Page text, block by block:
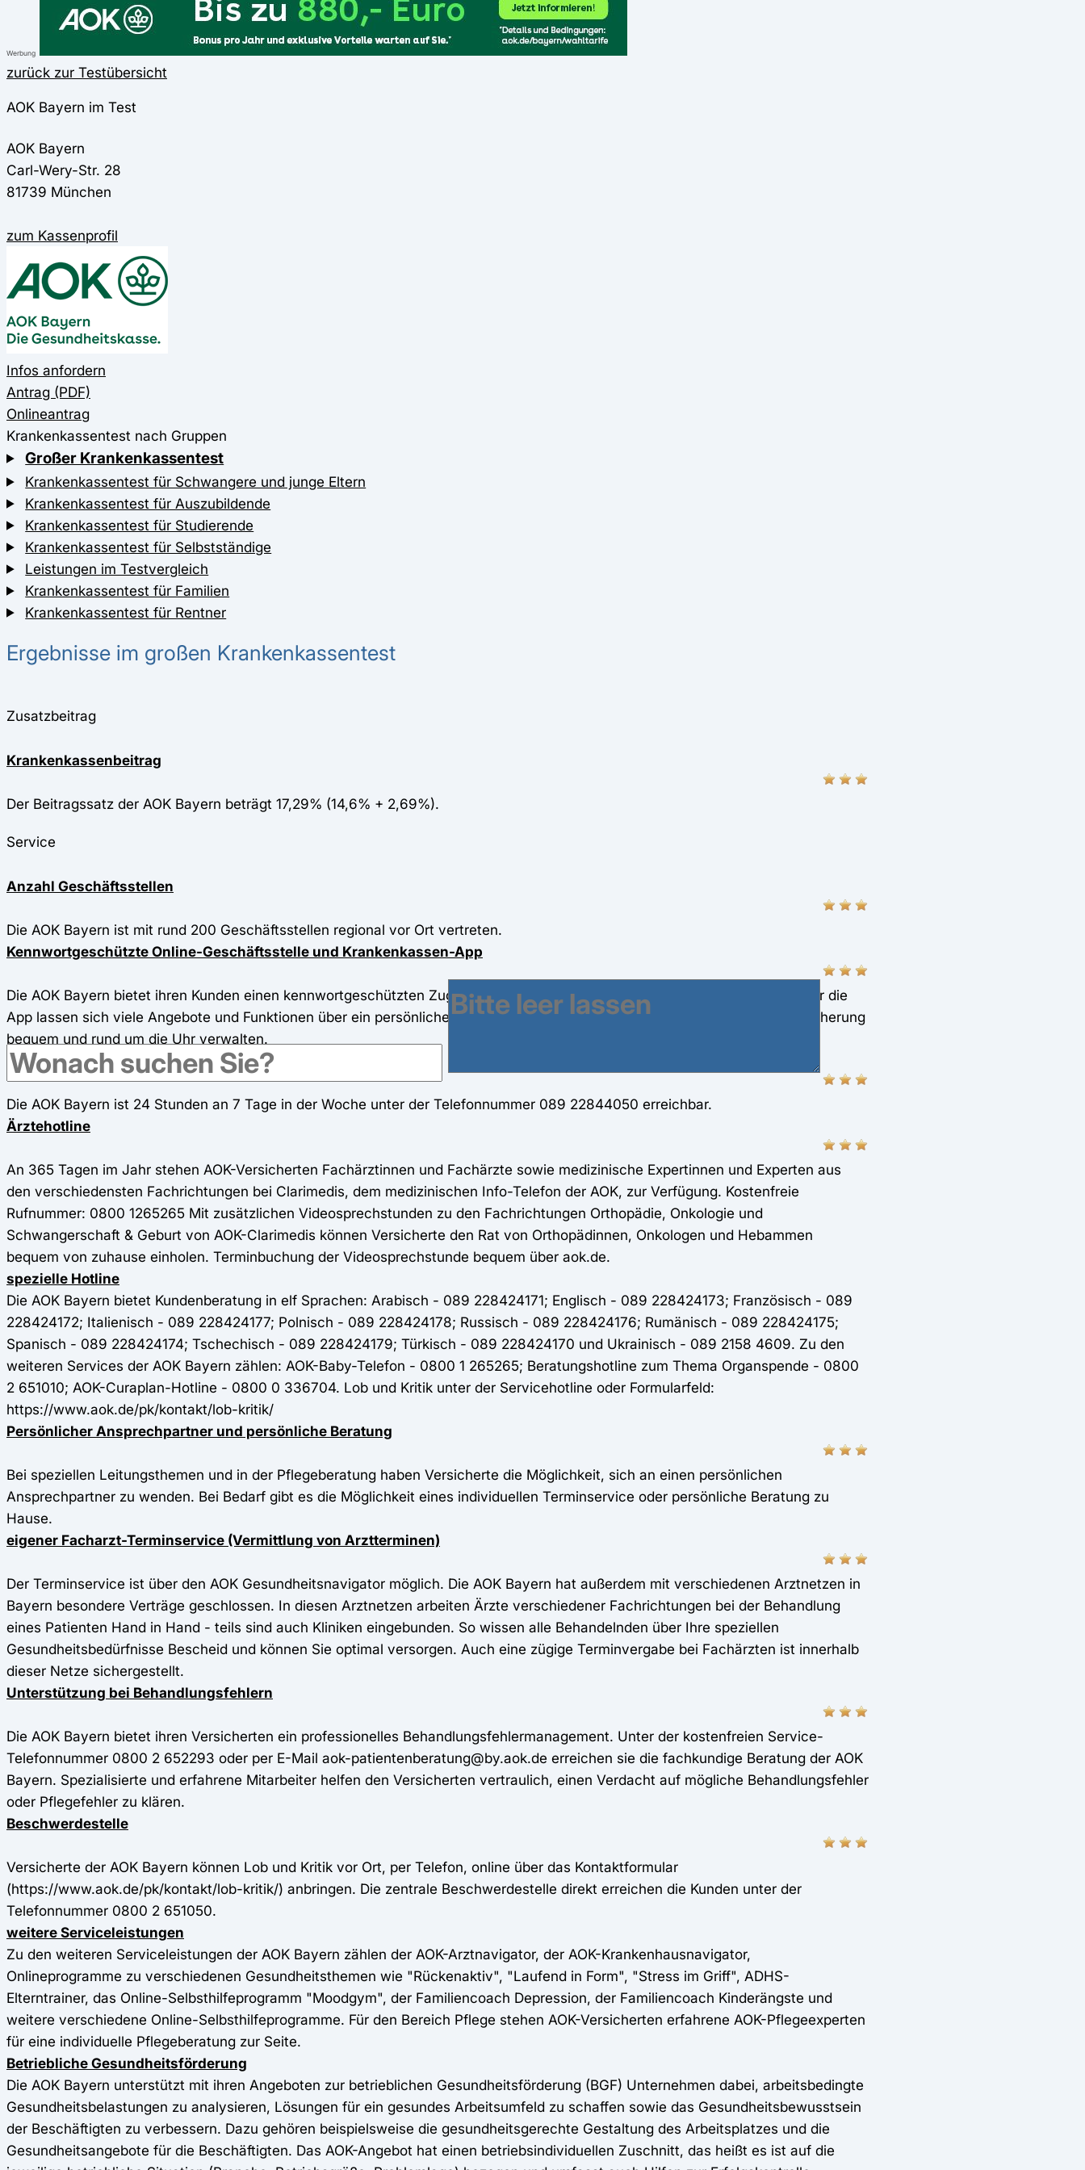
Werbung
zurück zur Testübersicht
AOK Bayern im Test
AOK Bayern
Carl-Wery-Str. 28
81739 München
zum Kassenprofil
Infos anfordern
Antrag (PDF)
Onlineantrag
Krankenkassentest nach Gruppen
Großer Krankenkassentest
Krankenkassentest für Schwangere und junge Eltern
Krankenkassentest für Auszubildende
Krankenkassentest für Studierende
Krankenkassentest für Selbstständige
Leistungen im Testvergleich
Krankenkassentest für Familien
Krankenkassentest für Rentner
Ergebnisse im großen Krankenkassentest
Zusatzbeitrag
Krankenkassenbeitrag
Der Beitragssatz der AOK Bayern beträgt 17,29% (14,6% + 2,69%).
Service
Anzahl Geschäftsstellen
Die AOK Bayern ist mit rund 200 Geschäftsstellen regional vor Ort vertreten.
Kennwortgeschützte Online-Geschäftsstelle und Krankenkassen-App
Die AOK Bayern bietet ihren Kunden einen kennwortgeschützten Zugang über ihr Onlineportal und die App ,,Meine AOK". Über die
App lassen sich viele Angebote und Funktionen über ein persönliches Postfach einfach und sicher nutzen und die AOK-Versicherung
bequem und rund um die Uhr verwalten.
Hotline / telefonische Erreichbarkeit
Die AOK Bayern ist 24 Stunden an 7 Tage in der Woche unter der Telefonnummer 089 22844050 erreichbar.
Ärztehotline
An 365 Tagen im Jahr stehen AOK-Versicherten Fachärztinnen und Fachärzte sowie medizinische Expertinnen und Experten aus
den verschiedensten Fachrichtungen bei Clarimedis, dem medizinischen Info-Telefon der AOK, zur Verfügung. Kostenfreie
Rufnummer: 0800 1265265 Mit zusätzlichen Videosprechstunden zu den Fachrichtungen Orthopädie, Onkologie und
Schwangerschaft & Geburt von AOK-Clarimedis können Versicherte den Rat von Orthopädinnen, Onkologen und Hebammen
bequem von zuhause einholen. Terminbuchung der Videosprechstunde bequem über aok.de.
spezielle Hotline
Die AOK Bayern bietet Kundenberatung in elf Sprachen: Arabisch - 089 228424171; Englisch - 089 228424173; Französisch - 089
228424172; Italienisch - 089 228424177; Polnisch - 089 228424178; Russisch - 089 228424176; Rumänisch - 089 228424175;
Spanisch - 089 228424174; Tschechisch - 089 228424179; Türkisch - 089 228424170 und Ukrainisch - 089 2158 4609. Zu den
weiteren Services der AOK Bayern zählen: AOK-Baby-Telefon - 0800 1 265265; Beratungshotline zum Thema Organspende - 0800
2 651010; AOK-Curaplan-Hotline - 0800 0 336704. Lob und Kritik unter der Servicehotline oder Formularfeld:
https://www.aok.de/pk/kontakt/lob-kritik/
Persönlicher Ansprechpartner und persönliche Beratung
Bei speziellen Leitungsthemen und in der Pflegeberatung haben Versicherte die Möglichkeit, sich an einen persönlichen
Ansprechpartner zu wenden. Bei Bedarf gibt es die Möglichkeit eines individuellen Terminservice oder persönliche Beratung zu
Hause.
eigener Facharzt-Terminservice (Vermittlung von Arztterminen)
Der Terminservice ist über den AOK Gesundheitsnavigator möglich. Die AOK Bayern hat außerdem mit verschiedenen Arztnetzen in
Bayern besondere Verträge geschlossen. In diesen Arztnetzen arbeiten Ärzte verschiedener Fachrichtungen bei der Behandlung
eines Patienten Hand in Hand - teils sind auch Kliniken eingebunden. So wissen alle Behandelnden über Ihre speziellen
Gesundheitsbedürfnisse Bescheid und können Sie optimal versorgen. Auch eine zügige Terminvergabe bei Fachärzten ist innerhalb
dieser Netze sichergestellt.
Unterstützung bei Behandlungsfehlern
Die AOK Bayern bietet ihren Versicherten ein professionelles Behandlungsfehlermanagement. Unter der kostenfreien Service-
Telefonnummer 0800 2 652293 oder per E-Mail aok-patientenberatung@by.aok.de erreichen sie die fachkundige Beratung der AOK
Bayern. Spezialisierte und erfahrene Mitarbeiter helfen den Versicherten vertraulich, einen Verdacht auf mögliche Behandlungsfehler
oder Pflegefehler zu klären.
Beschwerdestelle
Versicherte der AOK Bayern können Lob und Kritik vor Ort, per Telefon, online über das Kontaktformular
(https://www.aok.de/pk/kontakt/lob-kritik/) anbringen. Die zentrale Beschwerdestelle direkt erreichen die Kunden unter der
Telefonnummer 0800 2 651050.
weitere Serviceleistungen
Zu den weiteren Serviceleistungen der AOK Bayern zählen der AOK-Arztnavigator, der AOK-Krankenhausnavigator,
Onlineprogramme zu verschiedenen Gesundheitsthemen wie "Rückenaktiv", "Laufend in Form", "Stress im Griff", ADHS-
Elterntrainer, das Online-Selbsthilfeprogramm "Moodgym", der Familiencoach Depression, der Familiencoach Kinderängste und
weitere verschiedene Online-Selbsthilfeprogramme. Für den Bereich Pflege stehen AOK-Versicherten erfahrene AOK-Pflegeexperten
für eine individuelle Pflegeberatung zur Seite.
Betriebliche Gesundheitsförderung
Die AOK Bayern unterstützt mit ihren Angeboten zur betrieblichen Gesundheitsförderung (BGF) Unternehmen dabei, arbeitsbedingte
Gesundheitsbelastungen zu analysieren, Lösungen für ein gesundes Arbeitsumfeld zu schaffen sowie das Gesundheitsbewusstsein
der Beschäftigten zu verbessern. Dazu gehören beispielsweise die gesundheitsgerechte Gestaltung des Arbeitsplatzes und die
Gesundheitsangebote für die Beschäftigten. Das AOK-Angebot hat einen betriebsindividuellen Zuschnitt, das heißt es ist auf die